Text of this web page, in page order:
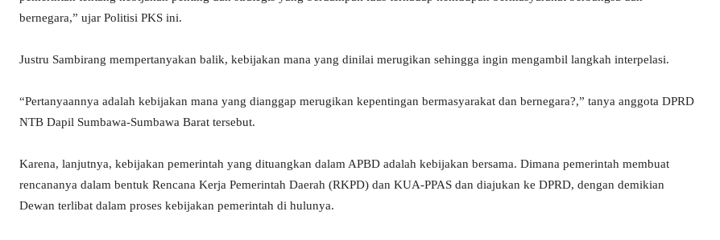
bernegara,” ujar Politisi PKS ini.
Justru Sambirang mempertanyakan balik, kebijakan mana yang dinilai merugikan sehingga ingin mengambil langkah interpelasi.
“Pertanyaannya adalah kebijakan mana yang dianggap merugikan kepentingan bermasyarakat dan bernegara?,” tanya anggota DPRD
NTB Dapil Sumbawa-Sumbawa Barat tersebut.
Karena, lanjutnya, kebijakan pemerintah yang dituangkan dalam APBD adalah kebijakan bersama. Dimana pemerintah membuat
rencananya dalam bentuk Rencana Kerja Pemerintah Daerah (RKPD) dan KUA-PPAS dan diajukan ke DPRD, dengan demikian
Dewan terlibat dalam proses kebijakan pemerintah di hulunya.